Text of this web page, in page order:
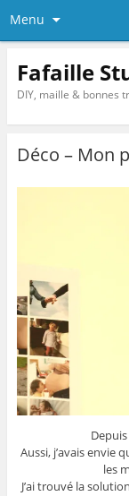
Menu
Fafaille
DIY, maille & bonnes
Déco – Mon
Aussi, j’avais envie
les
J’ai trouvé la